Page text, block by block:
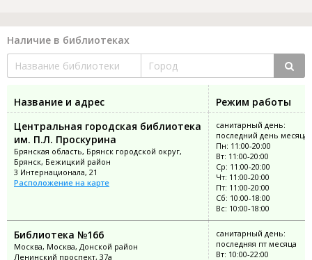
Наличие в библиотеках
Название и адрес
Режим работы
Центральная городская библиотека
им. П.Л. Проскурина
Брянская область, Брянск городской округ,
Брянск, Бежицкий район
3 Интернационала, 21
Расположение на карте
санитарный день:
последний день месяца
Пн: 11:00-20:00
Вт: 11:00-20:00
Ср: 11:00-20:00
Чт: 11:00-20:00
Пт: 11:00-20:00
Сб: 10:00-18:00
Вс: 10:00-18:00
Библиотека №166
Москва, Москва, Донской район
Ленинский проспект, 37а
санитарный день:
последняя пт месяца
Вт: 10:00-22:00